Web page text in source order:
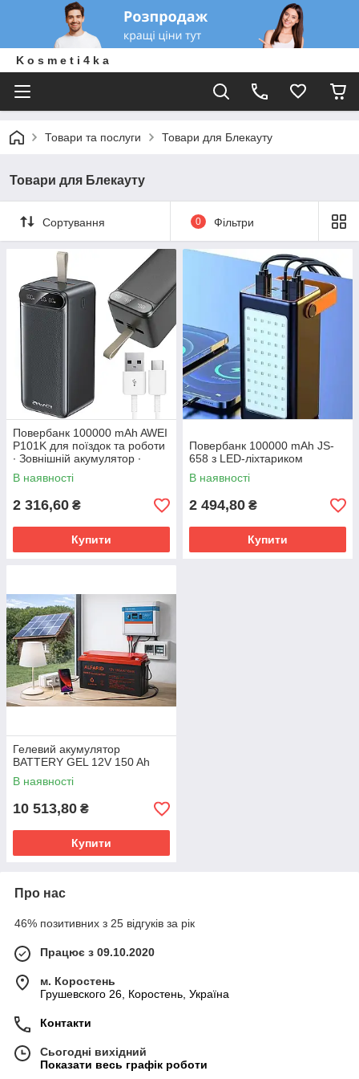
K o s m e t i 4 k a
Товари та послуги Товари для Блекауту
Товари для Блекауту
Сортування 0 Фільтри
Повербанк 100000 mAh AWEI
P101K для поїздок та роботи
∙ Зовнішній акумулятор ∙
Power Bank
В наявності
2 316,60 ₴
Купити
Повербанк 100000 mAh JS-
658 з LED-ліхтариком
В наявності
2 494,80 ₴
Купити
Гелевий акумулятор
BATTERY GEL 12V 150 Ah
В наявності
10 513,80 ₴
Купити
Про нас
46% позитивних з 25 відгуків за рік
Працює з 09.10.2020
м. Коростень
Грушевского 26, Коростень, Україна
Контакти
Сьогодні вихідний
Показати весь графік роботи